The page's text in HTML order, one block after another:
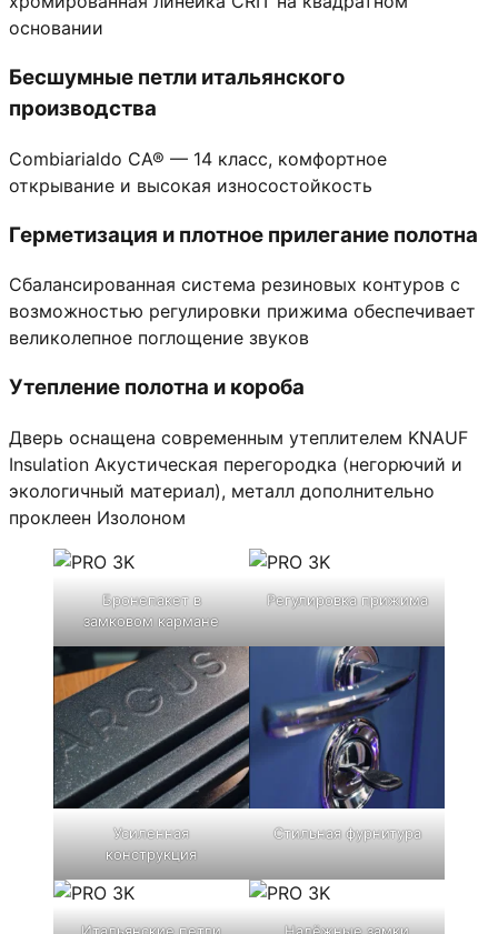
основании
Бесшумные петли итальянского
производства
Combiarialdo СА® — 14 класс, комфортное
открывание и высокая износостойкость
Герметизация и плотное прилегание полотна
Сбалансированная система резиновых контуров с
возможностью регулировки прижима обеспечивает
великолепное поглощение звуков
Утепление полотна и короба
Дверь оснащена современным утеплителем KNAUF
Insulation Акустическая перегородка (негорючий и
экологичный материал), металл дополнительно
проклеен Изолоном
Бронепакет в
замковом кармане
Регулировка прижима
Усиленная
конструкция
Стильная фурнитура